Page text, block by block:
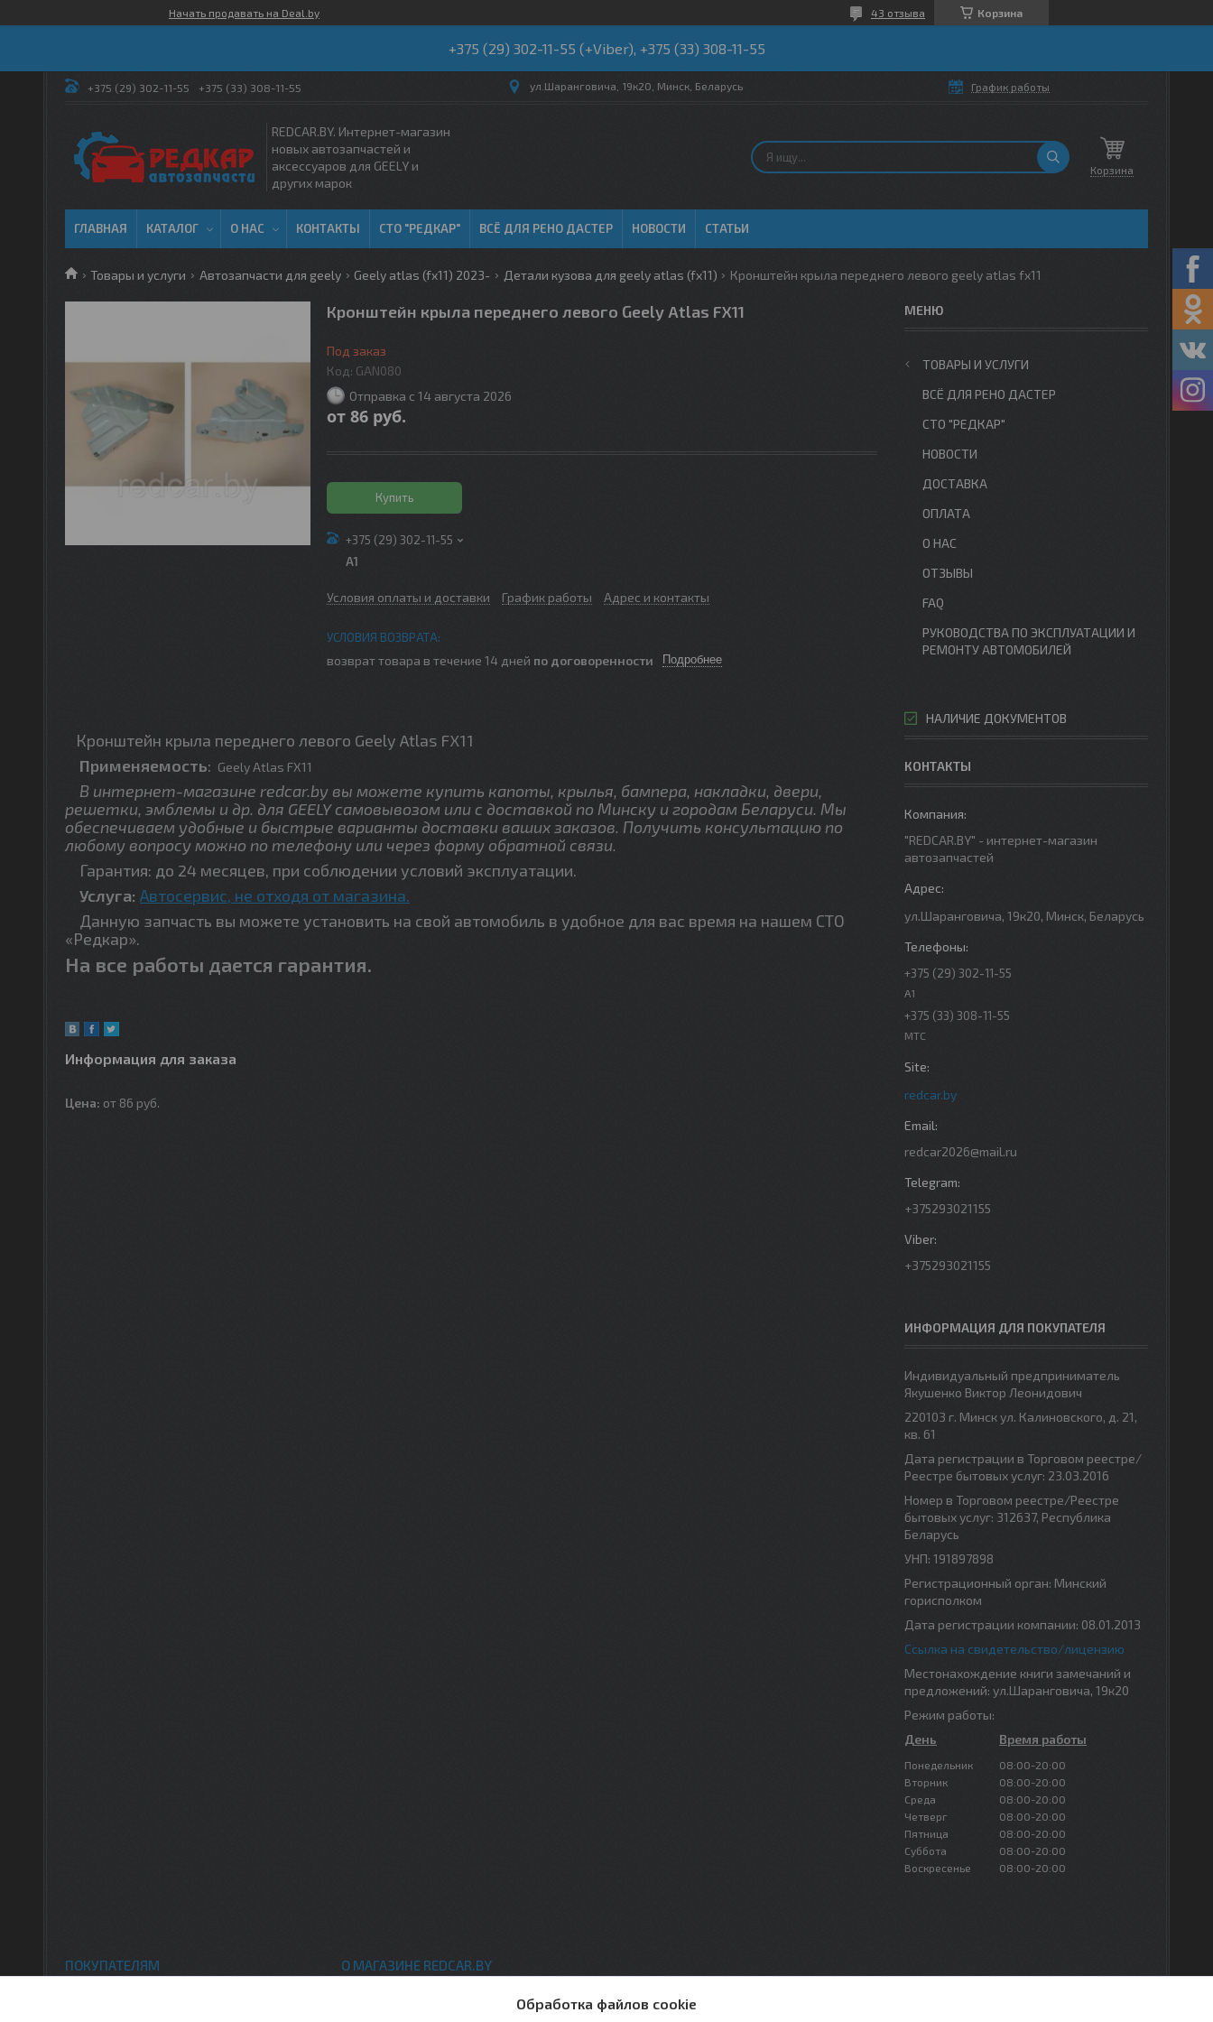
Начать продавать на Deal.by Корзина
43 отзыва
+375 (29) 302-11-55 (+Viber), +375 (33) 308-11-55
+375 (29) 302-11-55 +375 (33) 308-11-55 ул.Шаранговича, 19к20, Минск, Беларусь График работы
REDCAR.BY. Интернет-магазин
новых автозапчастей и
аксессуаров для GEELY и
других марок
Корзина
ГЛАВНАЯ КАТАЛОГ О НАС КОНТАКТЫ СТО "РЕДКАР" ВСЁ ДЛЯ РЕНО ДАСТЕР НОВОСТИ СТАТЬИ
Товары и услуги Автозапчасти для geely Geely atlas (fx11) 2023- Детали кузова для geely atlas (fx11) Кронштейн крыла переднего левого geely atlas fx11
Кронштейн крыла переднего левого Geely Atlas FX11
Под заказ
Код: GAN080
Отправка с 14 августа 2026
от 86 руб.
Купить
+375 (29) 302-11-55
A1
Условия оплаты и доставки График работы Адрес и контакты
возврат товара в течение 14 дней по договоренности Подробнее
Кронштейн крыла переднего левого Geely Atlas FX11
Применяемость: Geely Atlas FX11
В интернет-магазине redcar.by вы можете купить капоты, крылья, бампера, накладки, двери,
решетки, эмблемы и др. для GEELY самовывозом или с доставкой по Минску и городам Беларуси. Мы
обеспечиваем удобные и быстрые варианты доставки ваших заказов. Получить консультацию по
любому вопросу можно по телефону или через форму обратной связи.
Гарантия: до 24 месяцев, при соблюдении условий эксплуатации.
Услуга: Автосервис, не отходя от магазина.
Данную запчасть вы можете установить на свой автомобиль в удобное для вас время на нашем СТО
«Редкар».
На все работы дается гарантия.
Информация для заказа
Цена: от 86 руб.
ТОВАРЫ И УСЛУГИ
ВСЁ ДЛЯ РЕНО ДАСТЕР
СТО "РЕДКАР"
НОВОСТИ
ДОСТАВКА
ОПЛАТА
О НАС
ОТЗЫВЫ
FAQ
РУКОВОДСТВА ПО ЭКСПЛУАТАЦИИ И
РЕМОНТУ АВТОМОБИЛЕЙ
НАЛИЧИЕ ДОКУМЕНТОВ
КОНТАКТЫ
"REDCAR.BY" - интернет-магазин
автозапчастей
ул.Шаранговича, 19к20, Минск, Беларусь
+375 (29) 302-11-55
A1
+375 (33) 308-11-55
МТС
redcar.by
redcar2026@mail.ru
+375293021155
+375293021155
ИНФОРМАЦИЯ ДЛЯ ПОКУПАТЕЛЯ
Индивидуальный предприниматель
Якушенко Виктор Леонидович
220103 г. Минск ул. Калиновского, д. 21,
кв. 61
Дата регистрации в Торговом реестре/
Реестре бытовых услуг: 23.03.2016
Номер в Торговом реестре/Реестре
бытовых услуг: 312637, Республика
Беларусь
УНП: 191897898
Регистрационный орган: Минский
горисполком
Дата регистрации компании: 08.01.2013
Ссылка на свидетельство/лицензию
Местонахождение книги замечаний и
предложений: ул.Шаранговича, 19к20
Режим работы:
День
Время работы
Понедельник
08:00-20:00
Вторник
08:00-20:00
Среда
08:00-20:00
Четверг
08:00-20:00
Пятница
08:00-20:00
Суббота
08:00-20:00
Воскресенье
08:00-20:00
ПОКУПАТЕЛЯМ О МАГАЗИНЕ REDCAR.BY
Обработка файлов cookie